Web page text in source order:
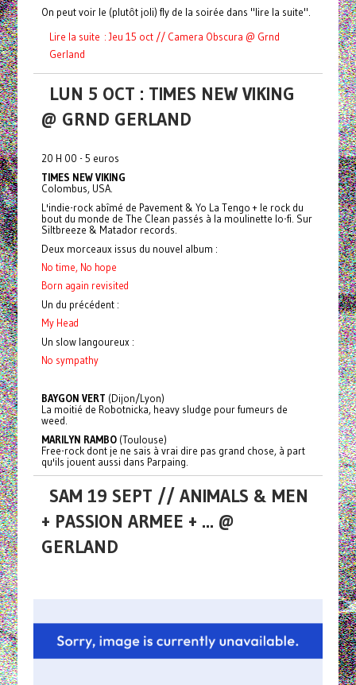
On peut voir le (plutôt joli) fly de la soirée dans "lire la suite".
Lire la suite : Jeu 15 oct // Camera Obscura @ Grnd
Gerland
LUN 5 OCT : TIMES NEW VIKING
@ GRND GERLAND
20 H 00 - 5 euros
TIMES NEW VIKING
Colombus, USA.
L'indie-rock abîmé de Pavement & Yo La Tengo + le rock du
bout du monde de The Clean passés à la moulinette lo-fi. Sur
Siltbreeze & Matador records.
Deux morceaux issus du nouvel album :
No time, No hope
Born again revisited
Un du précédent :
My Head
Un slow langoureux :
No sympathy
BAYGON VERT (Dijon/Lyon)
La moitié de Robotnicka, heavy sludge pour fumeurs de
weed.
MARILYN RAMBO(Toulouse)
Free-rock dont je ne sais à vrai dire pas grand chose, à part
qu'ils jouent aussi dans Parpaing.
SAM 19 SEPT // ANIMALS & MEN
+ PASSION ARMEE + ... @
GERLAND